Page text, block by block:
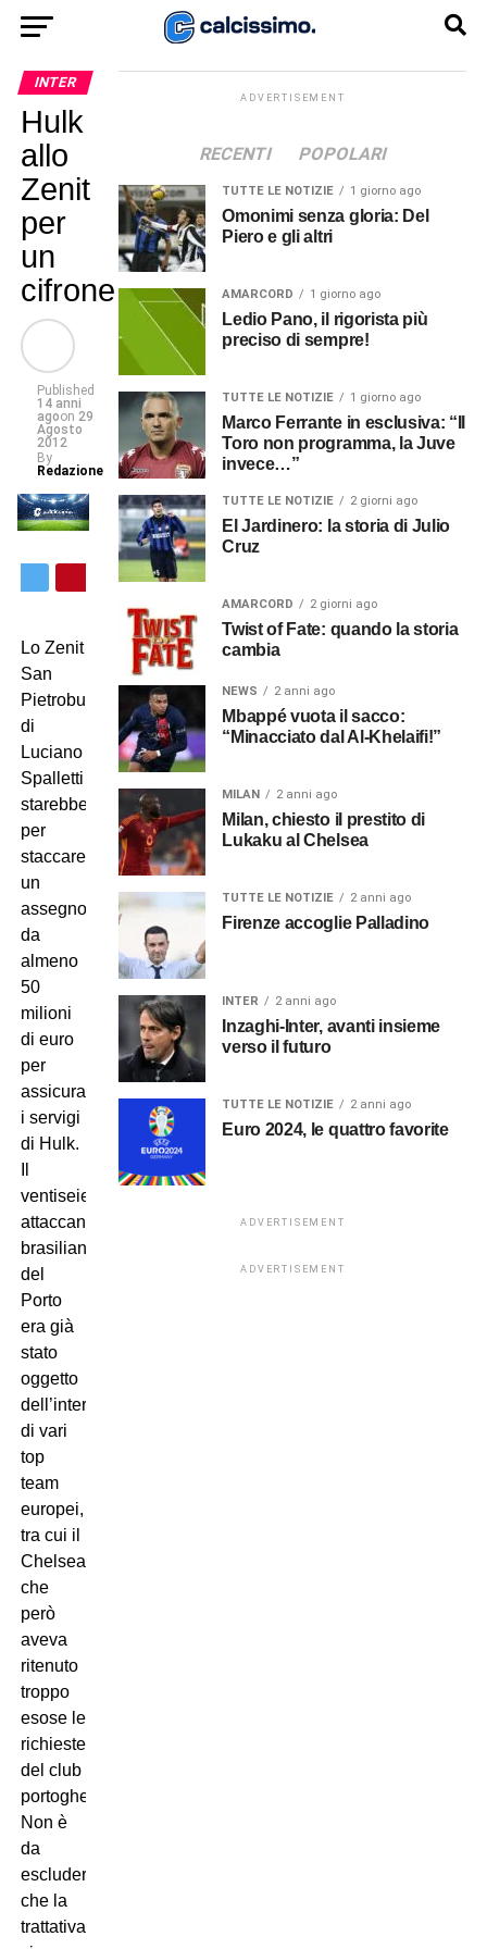
INTER
Hulk
allo
Zenit
per
un
cifrone
Published
14 anni
agoon 29
Agosto
2012
By
Redazione
Lo Zenit
San
Pietroburgo
di
Luciano
Spalletti
starebbe
per
staccare
un
assegno
da
almeno
50
milioni
di euro
per
assicurarsi
i servigi
di Hulk.
ventiseienne
attaccante
brasiliano
del
Porto
era già
stato
oggetto
dell’interesse
di vari
top
team
europei,
tra cui il
Chelsea,
che
però
aveva
ritenuto
troppo
esose le
richieste
del club
portoghese.
Non è
da
escludere
che la
trattativa
ADVERTISEMENT
RECENTI POPOLARI
TUTTE LE NOTIZIE 1 giorno ago
Omonimi senza gloria: Del
Piero e gli altri
AMARCORD 1 giorno ago
Ledio Pano, il rigorista più
preciso di sempre!
TUTTE LE NOTIZIE 1 giorno ago
Marco Ferrante in esclusiva: “Il
Toro non programma, la Juve
invece…”
TUTTE LE NOTIZIE 2 giorni ago
El Jardinero: la storia di Julio
Cruz
AMARCORD 2 giorni ago
Twist of Fate: quando la storia
cambia
NEWS 2 anni ago
Mbappé vuota il sacco:
“Minacciato dal Al-Khelaifi!”
MILAN 2 anni ago
Milan, chiesto il prestito di
Lukaku al Chelsea
TUTTE LE NOTIZIE 2 anni ago
Firenze accoglie Palladino
INTER 2 anni ago
Inzaghi-Inter, avanti insieme
verso il futuro
TUTTE LE NOTIZIE 2 anni ago
Euro 2024, le quattro favorite
ADVERTISEMENT
ADVERTISEMENT